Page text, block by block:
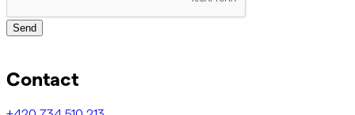
Send
Contact